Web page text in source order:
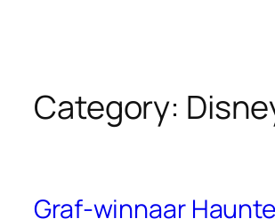
Category:
Graf-winnaar